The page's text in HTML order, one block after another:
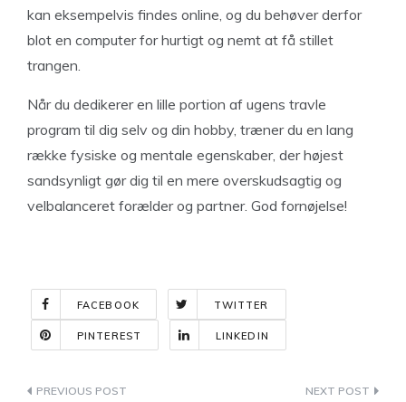
kan eksempelvis findes online, og du behøver derfor
blot en computer for hurtigt og nemt at få stillet
trangen.
Når du dedikerer en lille portion af ugens travle
program til dig selv og din hobby, træner du en lang
række fysiske og mentale egenskaber, der højest
sandsynligt gør dig til en mere overskudsagtig og
velbalanceret forælder og partner. God fornøjelse!
FACEBOOK TWITTER
PINTEREST LINKEDIN
Indlægsnavigation